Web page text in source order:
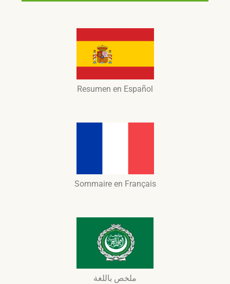
Resumen​ en Español
Sommaire en Français
ملخص باللغة